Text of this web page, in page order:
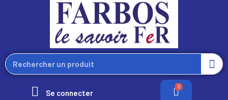
Se connecter